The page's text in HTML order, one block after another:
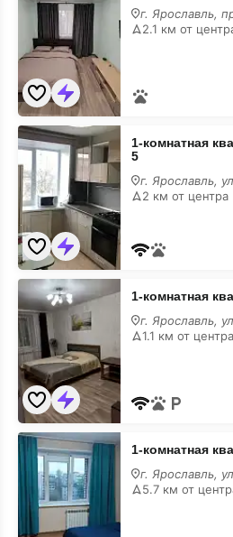
квартира
Толбухина
22А
г. Ярославль,
2.1 км от
1-
комнатная
квартира
Угличская
3
эт
5
1-комнатная
5
г. Ярославль,
2 км от центра
1-
комнатная
квартира
Некрасова
25
1-комнатная
г. Ярославль,
1.1 км от центра
1-
комнатная
квартира
Слепнёва
17к1
1-комнатная
г. Ярославль,
5.7 км от